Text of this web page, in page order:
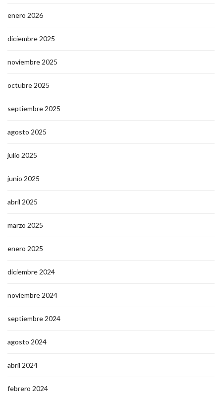
enero 2026
diciembre 2025
noviembre 2025
octubre 2025
septiembre 2025
agosto 2025
julio 2025
junio 2025
abril 2025
marzo 2025
enero 2025
diciembre 2024
noviembre 2024
septiembre 2024
agosto 2024
abril 2024
febrero 2024